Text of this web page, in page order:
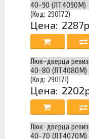
40-90 (ЛТ4090М)
(Код: 290172)
Цена:
Люк-дверца
40-80 (ЛТ4080М)
(Код: 290171)
Цена:
Люк-дверца
40-70 (ЛТ4070М)